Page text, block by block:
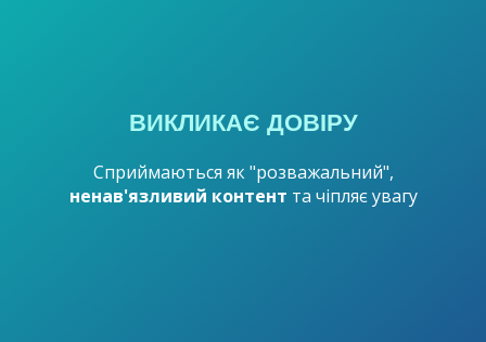
ВИКЛИКАЄ ДОВІРУ
Сприймаються як "розважальний",
ненав'язливий контент та чіпляє увагу